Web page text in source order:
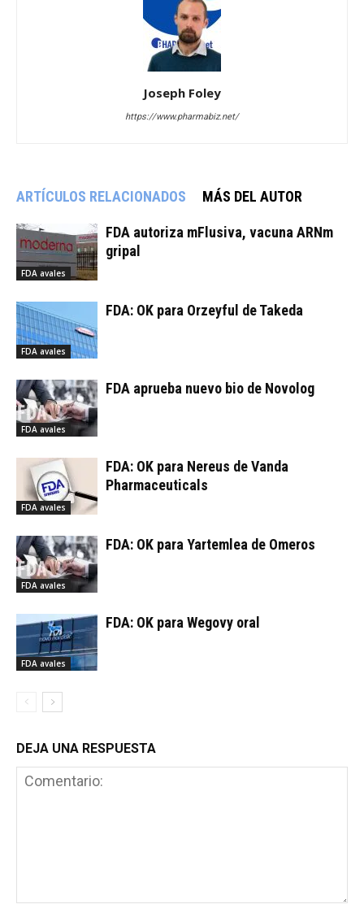
Joseph Foley
https://www.pharmabiz.net/
ARTÍCULOS RELACIONADOS MÁS DEL AUTOR
FDA avales
FDA autoriza mFlusiva, vacuna ARNm
gripal
FDA avales
FDA: OK para Orzeyful de Takeda
FDA avales
FDA aprueba nuevo bio de Novolog
FDA avales
FDA: OK para Nereus de Vanda
Pharmaceuticals
FDA avales
FDA: OK para Yartemlea de Omeros
FDA avales
FDA: OK para Wegovy oral
DEJA UNA RESPUESTA